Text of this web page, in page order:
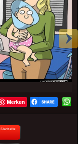
Merken
Startseite